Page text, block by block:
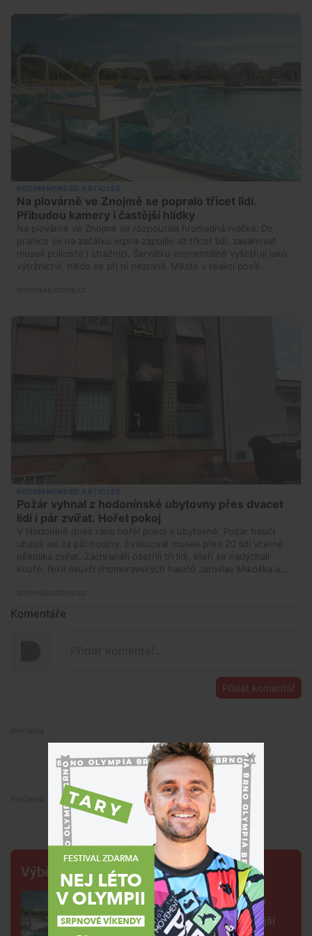
Komentáře
Přidat komentář
Premium
Premium
Výběr šéfredaktora
Na plovárně ve Znojmě se popralo
třicet lidí. Přibudou kamery i častější